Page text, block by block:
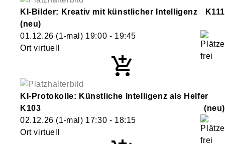
KI-Bilder: Kreativ mit künstlicher Intelligenz
K111
neu
01.12.26 (1-mal) 19:00 - 19:45
Ort virtuell
KI-Protokolle: Künstliche Intelligenz als Helfer
K103
neu
02.12.26 (1-mal) 17:30 - 18:15
Ort virtuell